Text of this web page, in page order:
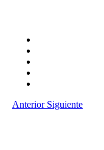
Anterior Siguiente